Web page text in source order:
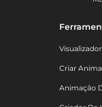
Criar
Animação